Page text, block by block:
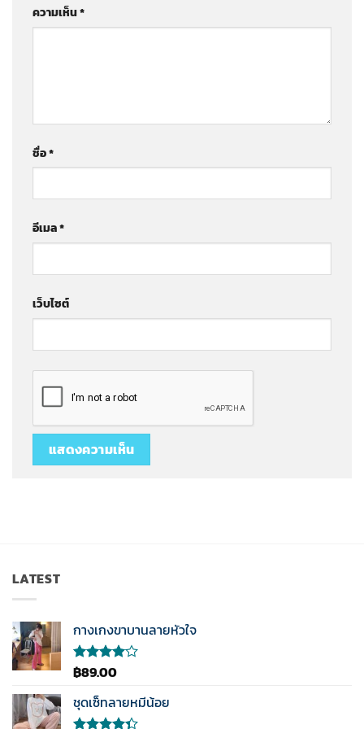
ความเห็น*
ชื่อ*
อีเมล*
เว็บไซต์
LATEST
กางเกงขาบานลายหัวใจ
ให้
4.00
ตั้งแต่ 1-
5
฿89.00
ชุดเซ็ทลายหมีน้อย